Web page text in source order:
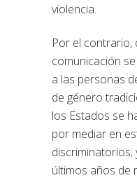
violencia.
Por el contrario,
comunicación
a las personas
de género
los Estados se
por mediar en
discriminatorios;
últimos años de